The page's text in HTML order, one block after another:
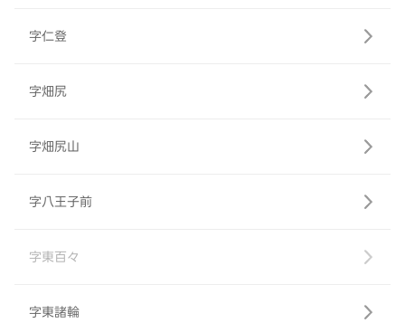
字仁登
字畑尻
字畑尻山
字八王子前
字東百々
字東諸輪